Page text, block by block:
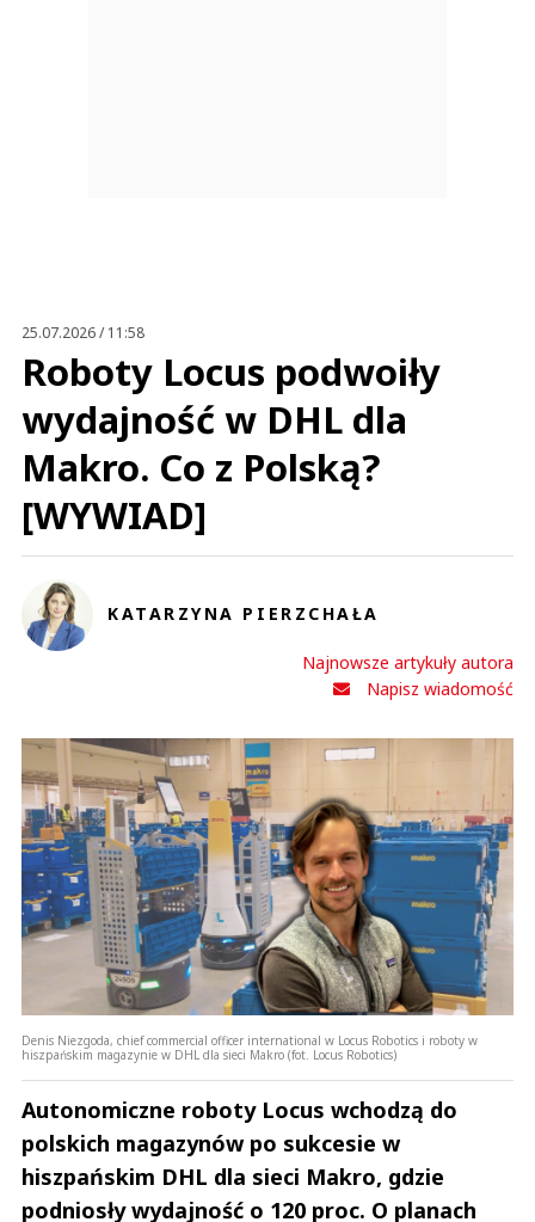
25.07.2026 / 11:58
Roboty Locus podwoiły
wydajność w DHL dla
Makro. Co z Polską?
[WYWIAD]
KATARZYNA PIERZCHAŁA
Najnowsze artykuły autora
Napisz wiadomość
Denis Niezgoda, chief commercial officer international w Locus Robotics i roboty w
hiszpańskim magazynie w DHL dla sieci Makro (fot. Locus Robotics)
Autonomiczne roboty Locus wchodzą do
polskich magazynów po sukcesie w
hiszpańskim DHL dla sieci Makro, gdzie
podniosły wydajność o 120 proc. O planach